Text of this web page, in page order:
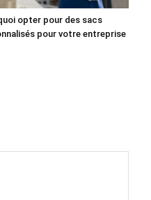
opter pour des sacs
pour votre entreprise